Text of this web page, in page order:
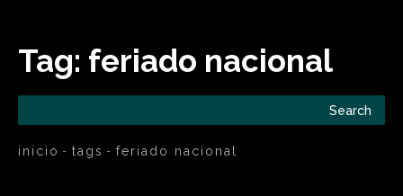
Tag: feriado nacional
Search
início tags feriado nacional